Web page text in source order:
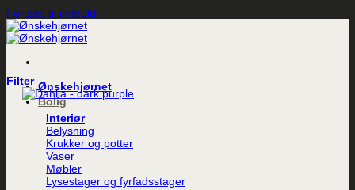
Fortsæt til indhold
Ønskehjørnet
Bolig
Interiør
Belysning
Krukker og potter
Vaser
Møbler
Lysestager og fyrfadsstager
Filter